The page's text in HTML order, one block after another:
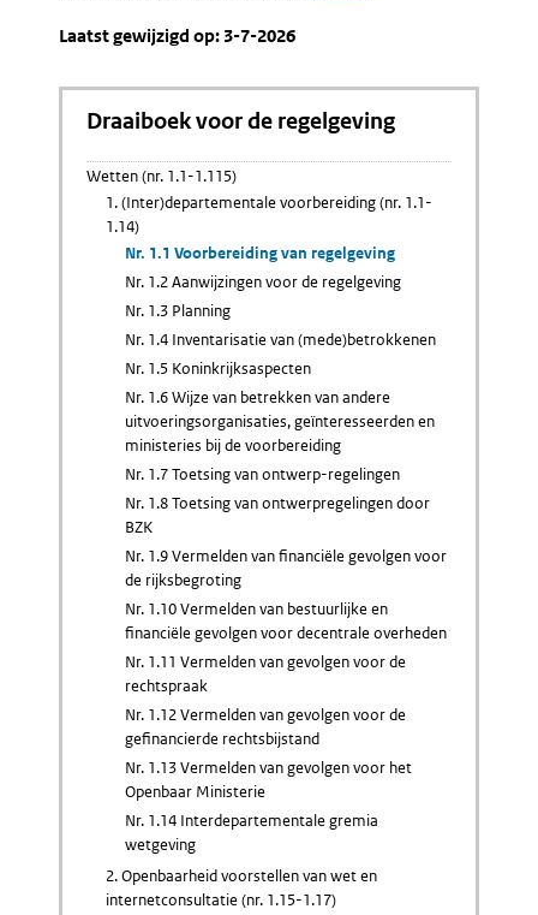
Laatst gewijzigd op: 3-7-2026
Draaiboek voor de regelgeving
Wetten (nr. 1.1-1.115)
1. (Inter)departementale voorbereiding (nr. 1.1-
1.14)
Nr. 1.1 Voorbereiding van regelgeving
Nr. 1.2 Aanwijzingen voor de regelgeving
Nr. 1.3 Planning
Nr. 1.4 Inventarisatie van (mede)betrokkenen
Nr. 1.5 Koninkrijksaspecten
Nr. 1.6 Wijze van betrekken van andere
uitvoeringsorganisaties, geïnteresseerden en
ministeries bij de voorbereiding
Nr. 1.7 Toetsing van ontwerp-regelingen
Nr. 1.8 Toetsing van ontwerpregelingen door
BZK
Nr. 1.9 Vermelden van financiële gevolgen voor
de rijksbegroting
Nr. 1.10 Vermelden van bestuurlijke en
financiële gevolgen voor decentrale overheden
Nr. 1.11 Vermelden van gevolgen voor de
rechtspraak
Nr. 1.12 Vermelden van gevolgen voor de
gefinancierde rechtsbijstand
Nr. 1.13 Vermelden van gevolgen voor het
Openbaar Ministerie
Nr. 1.14 Interdepartementale gremia
wetgeving
2. Openbaarheid voorstellen van wet en
internetconsultatie (nr. 1.15-1.17)